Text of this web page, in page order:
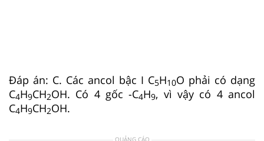
Đáp án: C. Các ancol bậc I C5H10O phải có dạng
C4H9CH2OH. Có 4 gốc -C4H9, vì vậy có 4 ancol
C4H9CH2OH.
QUẢNG CÁO